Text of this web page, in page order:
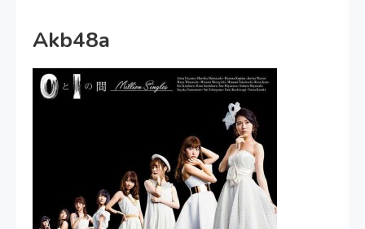
Akb48a